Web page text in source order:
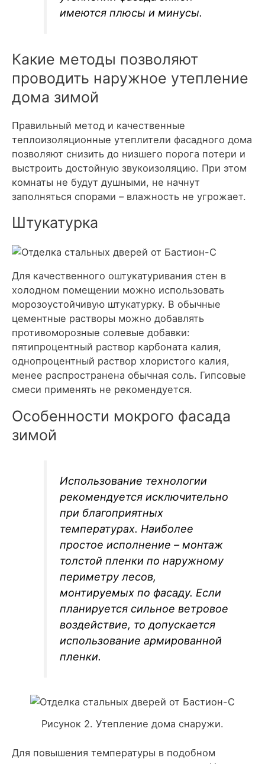
имеются плюсы и минусы.
Какие методы позволяют
проводить наружное утепление
дома зимой
Правильный метод и качественные
теплоизоляционные утеплители фасадного дома
позволяют снизить до низшего порога потери и
выстроить достойную звукоизоляцию. При этом
комнаты не будут душными, не начнут
заполняться спорами – влажность не угрожает.
Штукатурка
Для качественного оштукатуривания стен в
холодном помещении можно использовать
морозоустойчивую штукатурку. В обычные
цементные растворы можно добавлять
противоморозные солевые добавки:
пятипроцентный раствор карбоната калия,
однопроцентный раствор хлористого калия,
менее распространена обычная соль. Гипсовые
смеси применять не рекомендуется.
Особенности мокрого фасада
зимой
Использование технологии
рекомендуется исключительно
при благоприятных
температурах. Наиболее
простое исполнение – монтаж
толстой пленки по наружному
периметру лесов,
монтируемых по фасаду. Если
планируется сильное ветровое
воздействие, то допускается
использование армированной
пленки.
Рисунок 2. Утепление дома снаружи.
Для повышения температуры в подобном